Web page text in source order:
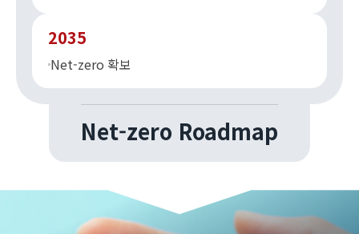
Net-zero Roadmap
2035
Net-zero 확보